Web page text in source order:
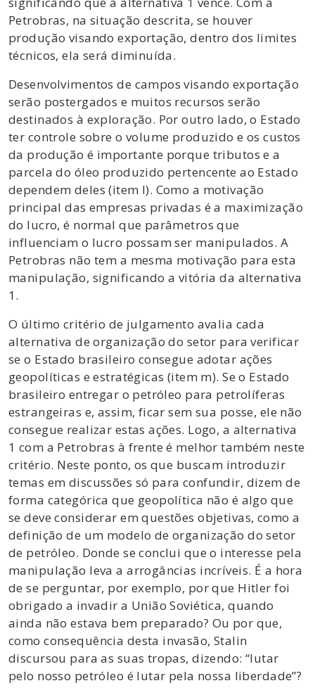
Petrobras, na situação descrita, se houver
produção visando exportação, dentro dos limites
técnicos, ela será diminuída.
Desenvolvimentos de campos visando exportação
serão postergados e muitos recursos serão
destinados à exploração. Por outro lado, o Estado
ter controle sobre o volume produzido e os custos
da produção é importante porque tributos e a
parcela do óleo produzido pertencente ao Estado
dependem deles (item l). Como a motivação
principal das empresas privadas é a maximização
do lucro, é normal que parâmetros que
influenciam o lucro possam ser manipulados. A
Petrobras não tem a mesma motivação para esta
manipulação, significando a vitória da alternativa
1.
O último critério de julgamento avalia cada
alternativa de organização do setor para verificar
se o Estado brasileiro consegue adotar ações
geopolíticas e estratégicas (item m). Se o Estado
brasileiro entregar o petróleo para petrolíferas
estrangeiras e, assim, ficar sem sua posse, ele não
consegue realizar estas ações. Logo, a alternativa
1 com a Petrobras à frente é melhor também neste
critério. Neste ponto, os que buscam introduzir
temas em discussões só para confundir, dizem de
forma categórica que geopolítica não é algo que
se deve considerar em questões objetivas, como a
definição de um modelo de organização do setor
de petróleo. Donde se conclui que o interesse pela
manipulação leva a arrogâncias incríveis. É a hora
de se perguntar, por exemplo, por que Hitler foi
obrigado a invadir a União Soviética, quando
ainda não estava bem preparado? Ou por que,
como consequência desta invasão, Stalin
discursou para as suas tropas, dizendo: “lutar
pelo nosso petróleo é lutar pela nossa liberdade”?